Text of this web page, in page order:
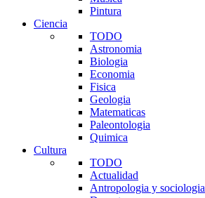
Pintura
Ciencia
TODO
Astronomia
Biologia
Economia
Fisica
Geologia
Matematicas
Paleontologia
Quimica
Cultura
TODO
Actualidad
Antropologia y sociologia